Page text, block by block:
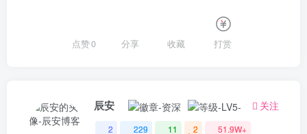
点赞0 分享 收藏 打赏
辰安 关注
2 229 11 2 51.9W+